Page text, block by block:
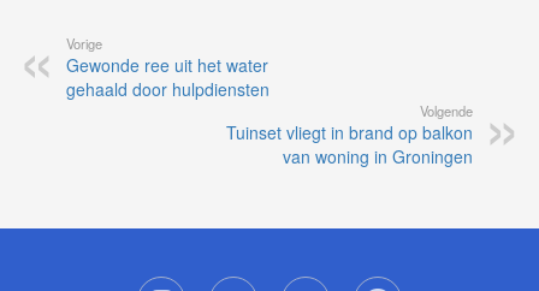
Vorige
Gewonde ree uit het water
gehaald door hulpdiensten
Volgende
Tuinset vliegt in brand op balkon
van woning in Groningen